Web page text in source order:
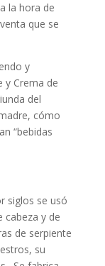
la hora de
que se
y
y Crema de
del
cómo
“bebidas
siglos se usó
cabeza y de
de serpiente
su